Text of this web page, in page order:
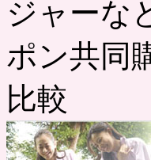
ジャーな
ポン共同
比較